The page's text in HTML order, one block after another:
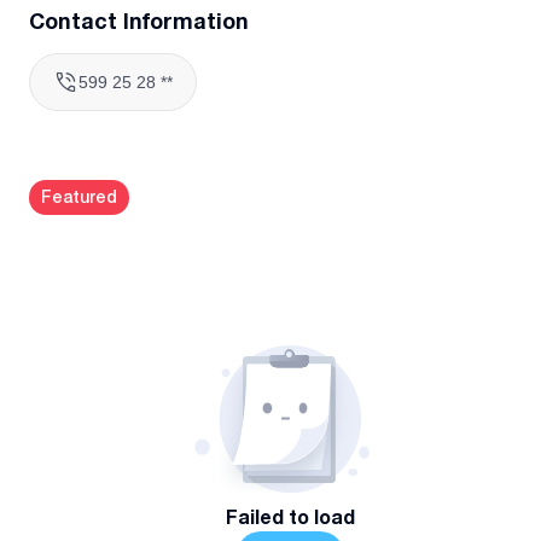
Contact Information
599 25 28 **
Featured
Failed to load